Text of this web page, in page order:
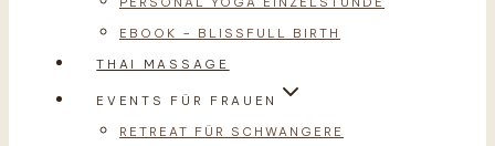
EBOOK – BLISSFULL BIRTH
THAI MASSAGE
EVENTS FÜR FRAUEN
RETREAT FÜR SCHWANGERE